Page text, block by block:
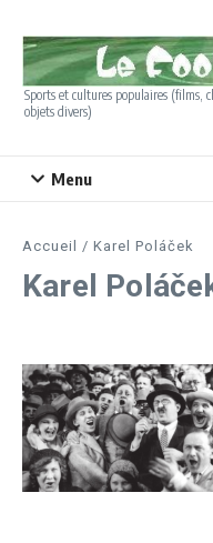
Sports et cultures populaires (films,
objets divers)
Menu
Accueil / Karel Poláček
Karel